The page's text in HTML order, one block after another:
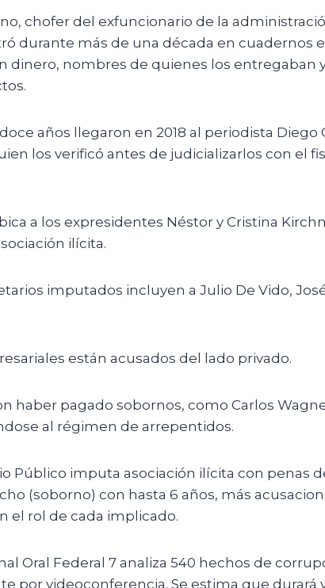
chofer del exfuncionario de la
durante más de una década en cuadernos
dinero, nombres de quienes los entregaban
años llegaron en 2018 al periodista Diego
los verificó antes de judicializarlos con el
a los expresidentes Néstor y Cristina
ilícita.
imputados incluyen a Julio De Vido,
están acusados del lado privado.
haber pagado sobornos, como Carlos
al régimen de arrepentidos.
Público imputa asociación ilícita con penas
(soborno) con hasta 6 años, más
el rol de cada implicado.
Oral Federal 7 analiza 540 hechos de
por videoconferencia. Se estima que durará